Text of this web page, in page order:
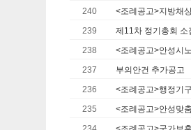
240
<조례공고>지방채
239
제11차 정기총회 소
238
<조례공고>안성시
237
부의안건 추가공고
236
<조례공고>행정기
235
<조례공고>안성맞